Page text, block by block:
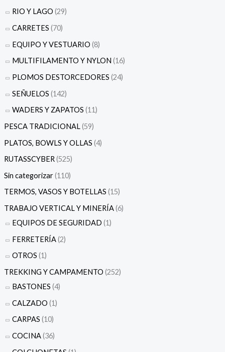
RIO Y LAGO (29)
CARRETES (70)
EQUIPO Y VESTUARIO (8)
MULTIFILAMENTO Y NYLON (16)
PLOMOS DESTORCEDORES (24)
SEÑUELOS (142)
WADERS Y ZAPATOS (11)
PESCA TRADICIONAL(59)
PLATOS, BOWLS Y OLLAS (4)
RUTASSCYBER(525)
Sin categorizar(110)
TERMOS, VASOS Y BOTELLAS (15)
TRABAJO VERTICAL Y MINERÍA(6)
EQUIPOS DE SEGURIDAD (1)
FERRETERÍA(2)
OTROS (1)
TREKKING Y CAMPAMENTO (252)
BASTONES (4)
CALZADO (1)
CARPAS (10)
COCINA(36)